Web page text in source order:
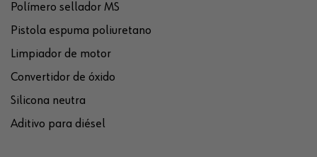
Polímero sellador MS
Pistola espuma poliuretano
Limpiador de motor
Convertidor de óxido
Silicona neutra
Aditivo para diésel